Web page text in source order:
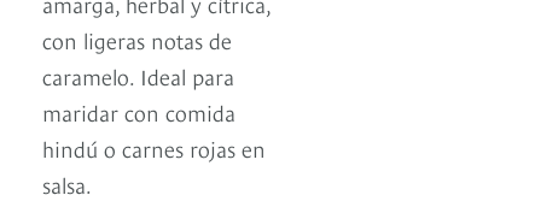
con ligeras notas de
caramelo. Ideal para
maridar con comida
hindú o carnes rojas en
salsa.